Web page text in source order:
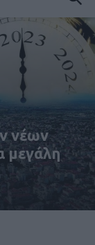
νέων
μεγάλη